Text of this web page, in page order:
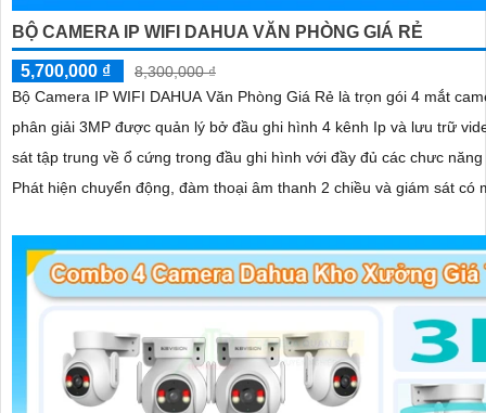
BỘ CAMERA IP WIFI DAHUA VĂN PHÒNG GIÁ RẺ
5,700,000 ₫
8,300,000 ₫
Bộ Camera IP WIFI DAHUA Văn Phòng Giá Rẻ là trọn gói 4 mắt
phân giải 3MP được quản lý bở đầu ghi hình 4 kênh Ip và lưu trữ
sát tập trung về ổ cứng trong đầu ghi hình với đầy đủ các chưc
Phát hiện chuyển động, đàm thoại âm thanh 2 chiều và giám sát có